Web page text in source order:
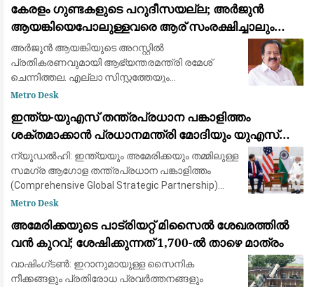
ആന്‍റണിക്ക
കേരളം ഗുണ്ടകളുടെ പറുദീസയല്ല; അർജുൻ
ആയങ്കിയെപോലുള്ളവരെ ആര് സംരക്ഷിച്ചാലും
കാര്യമില്ല: രമേശ് ചെന്നിത്തല
അർജുൻ ആയങ്കിയുടെ അറസ്റ്റിൽ
പ്രതികരണവുമായി ആഭ്യന്തരമന്ത്രി രമേശ്
ചെന്നിത്തല. എല്ലാ സിസ്റ്റത്തേയും
വെല്ലുവിളിക്കുന്ന ഗുണ്ടയ്ക്ക് ഇതാണ് അനുഭവം.
സ്വൈര്യജീവിതം അപകടത്തിലാക്കുന
Metro Desk
ഇന്ത്യ-യുഎസ് തന്ത്രപ്രധാന പങ്കാളിത്തം
ശക്തമാക്കാൻ പ്രധാനമന്ത്രി മോദിയും യുഎസ്
വൈസ് പ്രസിഡന്റ് ജെ.ഡി. വാൻസും ചർച്ച നടത്തി
ന്യൂഡൽഹി: ഇന്ത്യയും അമേരിക്കയും തമ്മിലുള്ള
സമഗ്ര ആഗോള തന്ത്രപ്രധാന പങ്കാളിത്തം
(Comprehensive Global Strategic Partnership)
കൂടുതൽ ശക്തമാക്കുന്നതിനായി പ്രധാനമന്ത്രി
Metro Desk
അമേരിക്കയുടെ പാട്രിയറ്റ് മിസൈൽ ശേഖരത്തിൽ
വൻ കുറവ്; ശേഷിക്കുന്നത് 1,700-ൽ താഴെ മാത്രം
വാഷിംഗ്ടൺ: ഇറാനുമായുള്ള സൈനിക
നീക്കങ്ങളും പ്രതിരോധ പ്രവർത്തനങ്ങളും